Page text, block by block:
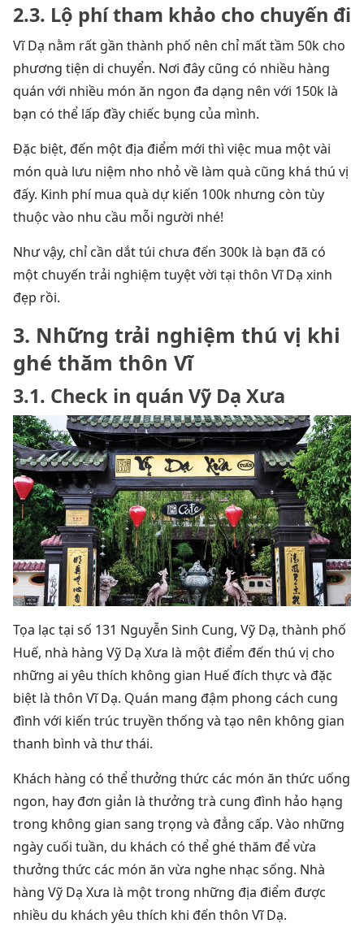
2.3. Lộ phí tham khảo cho chuyến đi
Vĩ Dạ nằm rất gần thành phố nên chỉ mất tầm 50k cho
phương tiện di chuyển. Nơi đây cũng có nhiều hàng
quán với nhiều món ăn ngon đa dạng nên với 150k là
bạn có thể lấp đầy chiếc bụng của mình.
Đặc biệt, đến một địa điểm mới thì việc mua một vài
món quà lưu niệm nho nhỏ về làm quà cũng khá thú vị
đấy. Kinh phí mua quà dự kiến 100k nhưng còn tùy
thuộc vào nhu cầu mỗi người nhé!
Như vậy, chỉ cần dắt túi chưa đến 300k là bạn đã có
một chuyến trải nghiệm tuyệt vời tại thôn Vĩ Dạ xinh
đẹp rồi.
3. Những trải nghiệm thú vị khi
ghé thăm thôn Vĩ
3.1. Check in quán Vỹ Dạ Xưa
Tọa lạc tại số 131 Nguyễn Sinh Cung, Vỹ Dạ, thành phố
Huế, nhà hàng Vỹ Dạ Xưa là một điểm đến thú vị cho
những ai yêu thích không gian Huế đích thực và đặc
biệt là thôn Vĩ Dạ. Quán mang đậm phong cách cung
đình với kiến trúc truyền thống và tạo nên không gian
thanh bình và thư thái.
Khách hàng có thể thưởng thức các món ăn thức uống
ngon, hay đơn giản là thưởng trà cung đình hảo hạng
trong không gian sang trọng và đẳng cấp. Vào những
ngày cuối tuần, du khách có thể ghé thăm để vừa
thưởng thức các món ăn vừa nghe nhạc sống. Nhà
hàng Vỹ Dạ Xưa là một trong những địa điểm được
nhiều du khách yêu thích khi đến thôn Vĩ Dạ.